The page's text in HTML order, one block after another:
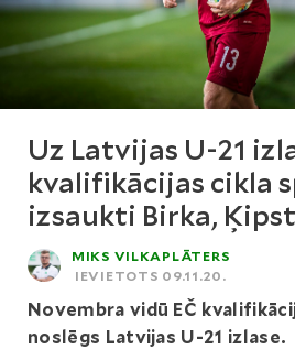
Uz Latvijas U-21
kvalifikācijas cikla
izsaukti Birka,
MIKS VILKAPLĀTERS
IEVIETOTS 09.11.20.
Novembra vidū EČ
noslēgs Latvijas U-21 izlase.